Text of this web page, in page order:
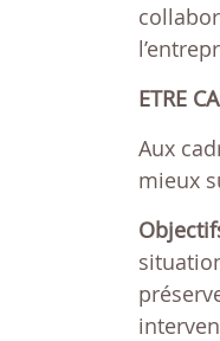
ETRE
Aux
mieux